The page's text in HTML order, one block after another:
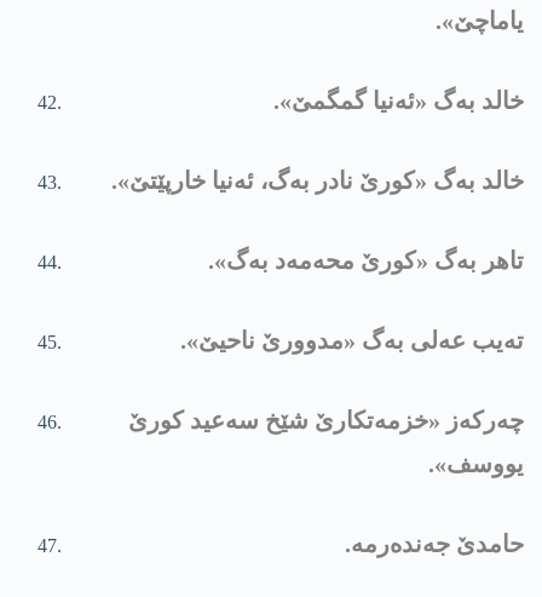
یاماچێ».
خالد بەگ «ئەنیا گمگمێ».
خالد بەگ «کورێ نادر بەگ، ئەنیا خارپێتێ».
تاھر بەگ «کورێ محەمەد بەگ».
تەیب عەلی بەگ «مدوورێ ناحیێ».
چەرکەز «خزمەتکارێ شێخ سەعید کورێ
یووسف».
حامدێ جەندەرمە.